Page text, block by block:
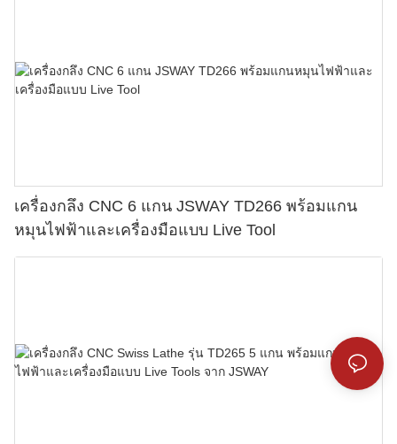
เครื่องกลึง CNC 6 แกน JSWAY TD266 พร้อมแกน
หมุนไฟฟ้าและเครื่องมือแบบ Live Tool